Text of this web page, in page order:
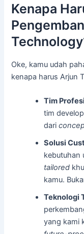
Kenapa
Oke, kamu udah
kenapa harus Arjun
Tim
tim
dari
Solusi
kebutuhan
tailored
kamu.
Teknologi
yang kami